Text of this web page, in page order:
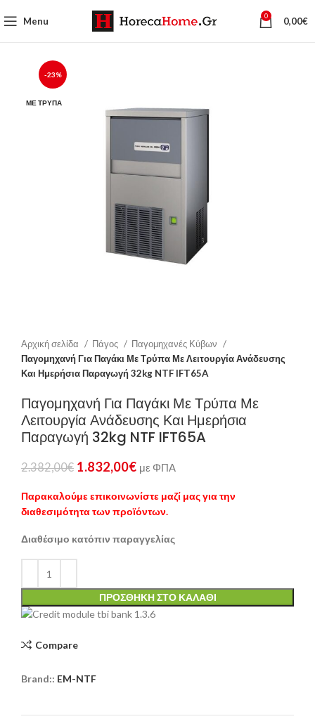
Menu 0 0,00€
-23%
ΜΕ ΤΡΎΠΑ
Αρχική σελίδα Πάγος
Παγομηχανές Κύβων
Παγομηχανή Για Παγάκι Με Τρύπα Με Λειτουργία Ανάδευσης
Και Ημερήσια Παραγωγή 32kg NTF IFT65A
Παγομηχανή Για Παγάκι Με Τρύπα Με
Λειτουργία Ανάδευσης Και Ημερήσια
Παραγωγή 32kg NTF IFT65A
2.382,00€ 1.832,00€ με ΦΠΑ
Παρακαλούμε επικοινωνίστε μαζί μας για την
διαθεσιμότητα των προϊόντων.
Διαθέσιμο κατόπιν παραγγελίας
ΠΡΟΣΘΉΚΗ ΣΤΟ ΚΑΛΆΘΙ
Compare
Brand:: EM-NTF